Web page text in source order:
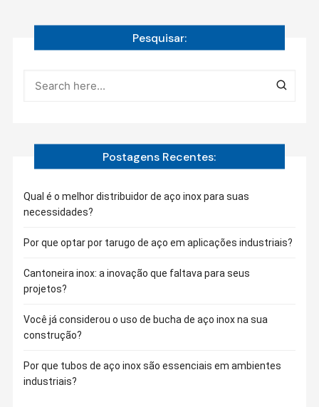
Pesquisar:
Postagens Recentes:
Qual é o melhor distribuidor de aço inox para suas
necessidades?
Por que optar por tarugo de aço em aplicações industriais?
Cantoneira inox: a inovação que faltava para seus
projetos?
Você já considerou o uso de bucha de aço inox na sua
construção?
Por que tubos de aço inox são essenciais em ambientes
industriais?